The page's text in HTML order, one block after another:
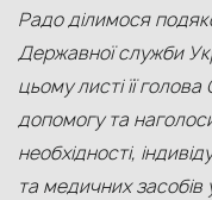
Радо ділимося
Державної служби
цьому листі її
допомогу та
необхідності,
та медичних засобів